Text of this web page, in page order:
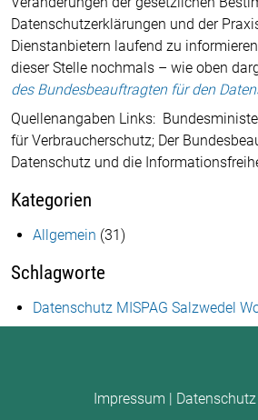
Datenschutzerklärungen und der
Dienstanbietern laufend zu
dieser Stelle nochmals – wie oben
des Bundesbeauftragten für den
Quellenangaben Links:
für Verbraucherschutz; Der
Datenschutz und die
Kategorien
Allgemein (31)
Schlagworte
Datenschutz MISPAG Salzwedel
Impressum | Datenschutz